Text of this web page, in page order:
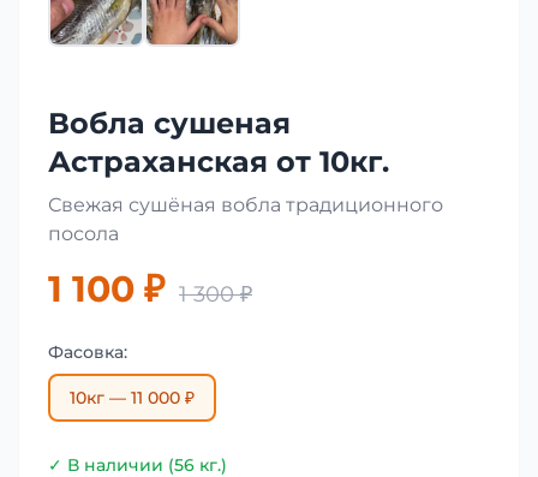
Вобла сушеная
Астраханская от 10кг.
Свежая сушёная вобла традиционного
посола
1 100 ₽ 1 300 ₽
Фасовка:
10кг — 11 000 ₽
✓ В наличии (56 кг.)